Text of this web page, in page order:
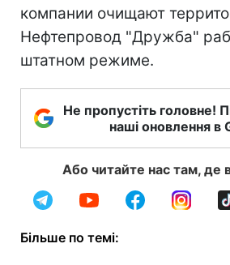
компании очищают
Нефтепровод "Дружба"
штатном режиме.
Не пропустіть головне!
наші оновлення в
Або читайте нас там, де
Більше по темі: